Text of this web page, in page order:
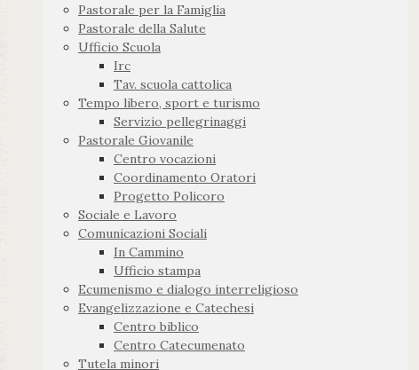
Pastorale per la Famiglia
Pastorale della Salute
Ufficio Scuola
Irc
Tav. scuola cattolica
Tempo libero, sport e turismo
Servizio pellegrinaggi
Pastorale Giovanile
Centro vocazioni
Coordinamento Oratori
Progetto Policoro
Sociale e Lavoro
Comunicazioni Sociali
In Cammino
Ufficio stampa
Ecumenismo e dialogo interreligioso
Evangelizzazione e Catechesi
Centro biblico
Centro Catecumenato
Tutela minori